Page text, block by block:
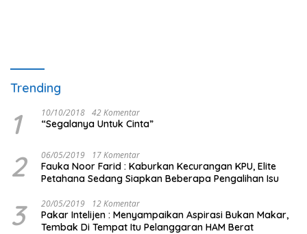
Trending
1 10/10/2018 42 Komentar
“Segalanya Untuk Cinta”
2 06/05/2019 17 Komentar
Fauka Noor Farid : Kaburkan Kecurangan KPU, Elite
Petahana Sedang Siapkan Beberapa Pengalihan Isu
3 20/05/2019 12 Komentar
Pakar Intelijen : Menyampaikan Aspirasi Bukan Makar,
Tembak Di Tempat Itu Pelanggaran HAM Berat